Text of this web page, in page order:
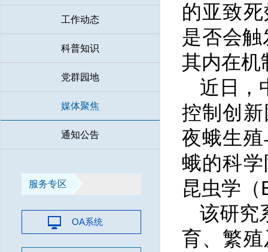
工作动态
科普知识
党群园地
媒体聚焦
通知公告
服务专区
OA系统
的亚致
是否会
其内在机
近日，
控制创
夜蛾生
蛾的科
昆虫学（
该研究
育、繁